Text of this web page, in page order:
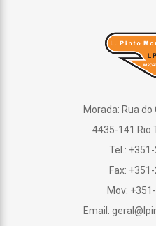
Morada: Rua do
4435-141 Rio
Tel.:
Fax:
Mov:
Email: